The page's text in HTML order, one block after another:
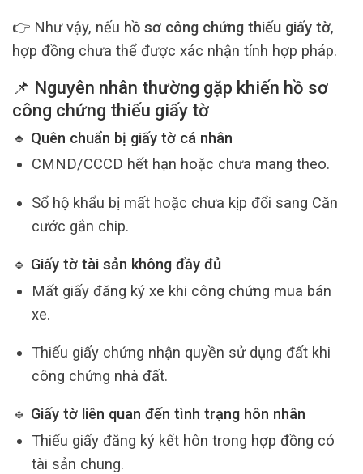
👉 Như vậy, nếu hồ sơ công chứng thiếu giấy tờ,
hợp đồng chưa thể được xác nhận tính hợp pháp.
📌 Nguyên nhân thường gặp khiến hồ sơ
công chứng thiếu giấy tờ
🔹 Quên chuẩn bị giấy tờ cá nhân
CMND/CCCD hết hạn hoặc chưa mang theo.
Sổ hộ khẩu bị mất hoặc chưa kịp đổi sang Căn
cước gắn chip.
🔹 Giấy tờ tài sản không đầy đủ
Mất giấy đăng ký xe khi công chứng mua bán
xe.
Thiếu giấy chứng nhận quyền sử dụng đất khi
công chứng nhà đất.
🔹 Giấy tờ liên quan đến tình trạng hôn nhân
Thiếu giấy đăng ký kết hôn trong hợp đồng có
tài sản chung.